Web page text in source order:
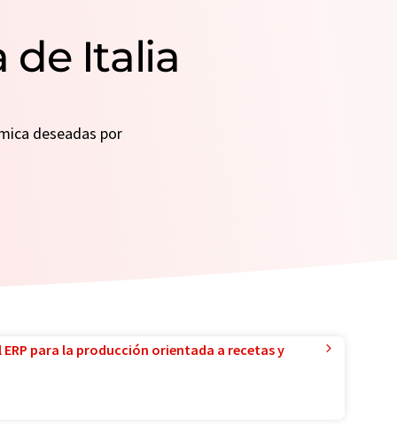
de Italia
deseadas por
para la producción orientada a recetas y